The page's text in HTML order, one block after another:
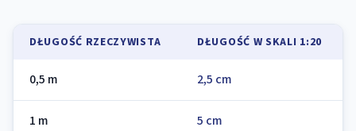
DŁUGOŚĆ RZECZYWISTA DŁUGOŚĆ W SKALI 1:20
0,5 m 2,5 cm
1 m 5 cm